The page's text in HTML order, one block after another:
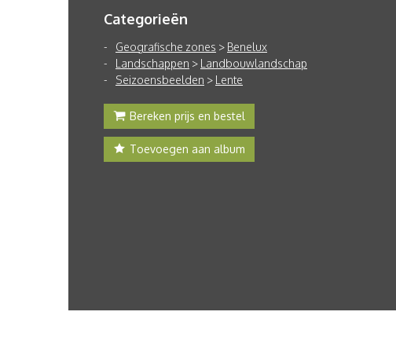
Categorieën
Geografische zones > Benelux
Landschappen > Landbouwlandschap
Seizoensbeelden > Lente
Bereken prijs en bestel
Toevoegen aan album